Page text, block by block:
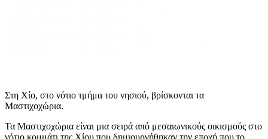
Στη Χίο, στο νότιο τμήμα του νησιού, βρίσκονται τα
Μαστιχοχώρια.
Τα Μαστιχοχώρια είναι μια σειρά από μεσαιωνικούς οικισμούς στο
νότιο κομμάτι της Χίου που δημιουργήθηκαν την εποχή που το